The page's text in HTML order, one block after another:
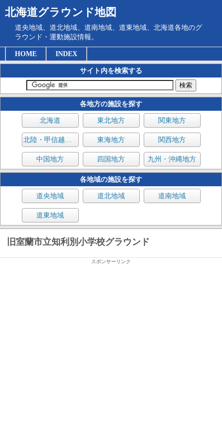
北海道グラウンド地図
道央地域、道北地域、道南地域、道東地域、北海道各地のグ
ラウンド・運動施設情報。
HOME INDEX
サイト内を検索する
各地方の施設を探す
北海道 東北地方 関東地方
北陸・甲信越地方 東海地方 関西地方
中国地方 四国地方 九州・沖縄地方
各地域の施設を探す
道央地域 道北地域 道南地域
道東地域
旧室蘭市立知利別小学校グラウンド
スポンサーリンク